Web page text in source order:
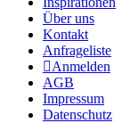
Über uns
Kontakt
Anfrageliste
Anmelden
AGB
Impressum
Datenschutz